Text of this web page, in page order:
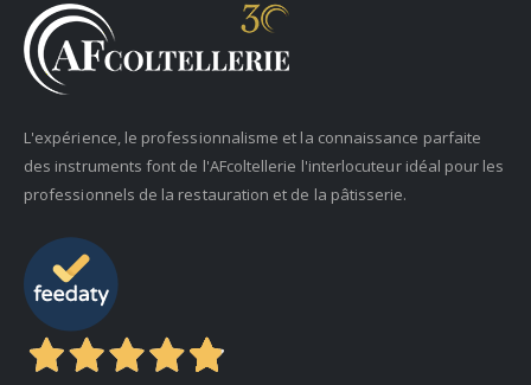
L'expérience, le professionnalisme et la connaissance parfaite
des instruments font de l'AFcoltellerie l'interlocuteur idéal pour les
professionnels de la restauration et de la pâtisserie.